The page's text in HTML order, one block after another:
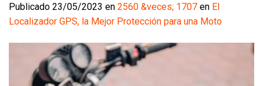
Publicado 23/05/2023 en 2560 &veces; 1707 en El
Localizador GPS, la Mejor Protección para una Moto